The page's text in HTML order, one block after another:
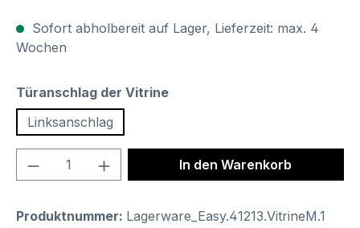
Sofort abholbereit auf Lager, Lieferzeit: max. 4
Wochen
Türanschlag der Vitrineauswählen
Linksanschlag
Produkt Anzahl: Gib denIn den Warenkorb
Produktnummer: Lagerware_Easy.41213.VitrineM.1